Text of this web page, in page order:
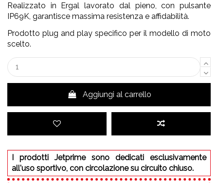
Realizzato in Ergal lavorato dal pieno, con pulsante
IP69K, garantisce massima resistenza e affidabilità.
Prodotto plug and play specifico per il modello di moto
scelto.
Aggiungi al carrello
I prodotti Jetprime sono dedicati esclusivamente
all'uso sportivo, con circolazione su circuito chiuso.